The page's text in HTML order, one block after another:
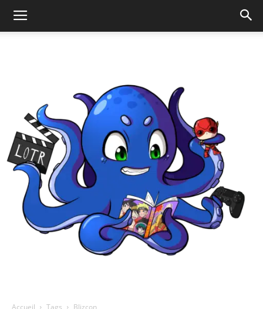
Accueil Tags Blizcon